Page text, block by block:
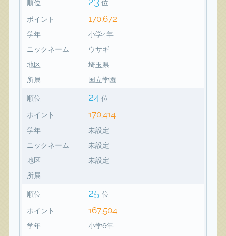
順位 位
ポイント 170,672
学年
小学4年
ニックネーム
ウサギ
地区
埼玉県
所属
国立学園
順位 24 位
ポイント 170,414
学年
未設定
ニックネーム
未設定
地区
未設定
所属
順位 25 位
ポイント 167,504
学年
小学6年